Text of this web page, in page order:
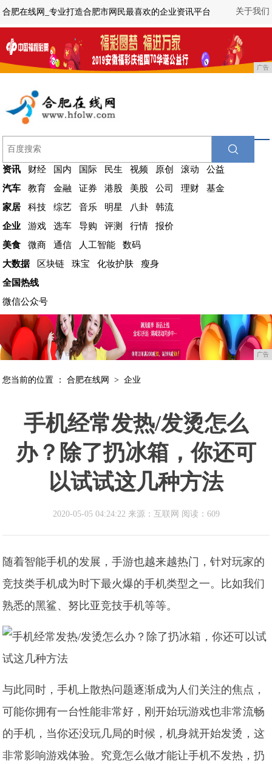
关于我们
合肥在线网_专业打造合肥市网民最喜欢的企业资讯平台
广告
资讯 财经 国内 国际 民生 视频 原创 滚动
公益
汽车
教育 金融 证券 港股 美股 公司 理财
基金
家居
科技 综艺 音乐 明星 八卦
韩流
企业
游戏 选车 导购 评测 行情
报价
美食
微商 通信 人工智能
数码
大数据
区块链 珠宝 化妆护肤
瘦身
全国热线
微信公众号
广告
您当前的位置 ：合肥在线网 >企业
手机经常发热/发烫怎么
办？除了扔冰箱，你还可
以试试这几种方法
2020-05-05 04:24:22 来源：互联网 阅读：609
随着智能手机的发展，手游也越来越热门，针对玩家的
竞技类手机成为时下最火爆的手机类型之一。比如我们
熟悉的黑鲨、努比亚竞技手机等等。
与此同时，手机上散热问题逐渐成为人们关注的焦点，
可能你拥有一台性能非常好，刚开始玩游戏也非常流畅
的手机，当你还没玩几局的时候，机身就开始发烫，这
非常影响游戏体验。究竟怎么做才能让手机不发热，扔